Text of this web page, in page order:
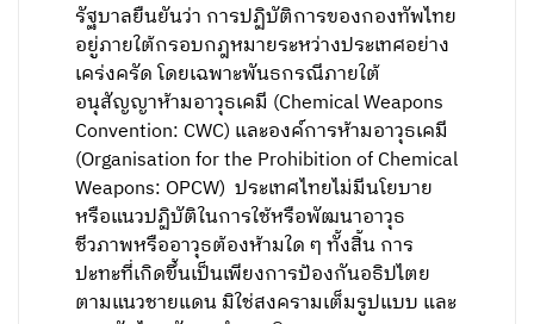
รัฐบาลยืนยันว่า การปฏิบัติการของกองทัพไทย
อยู่ภายใต้กรอบกฎหมายระหว่างประเทศอย่าง
เคร่งครัด โดยเฉพาะพันธกรณีภายใต้
อนุสัญญาห้ามอาวุธเคมี (Chemical Weapons
Convention: CWC) และองค์การห้ามอาวุธเคมี
(Organisation for the Prohibition of Chemical
Weapons: OPCW) ประเทศไทยไม่มีนโยบาย
หรือแนวปฏิบัติในการใช้หรือพัฒนาอาวุธ
ชีวภาพหรืออาวุธต้องห้ามใด ๆ ทั้งสิ้น การ
ปะทะที่เกิดขึ้นเป็นเพียงการป้องกันอธิปไตย
ตามแนวชายแดน มิใช่สงครามเต็มรูปแบบ และ